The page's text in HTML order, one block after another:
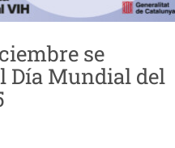
se
Día Mundial del